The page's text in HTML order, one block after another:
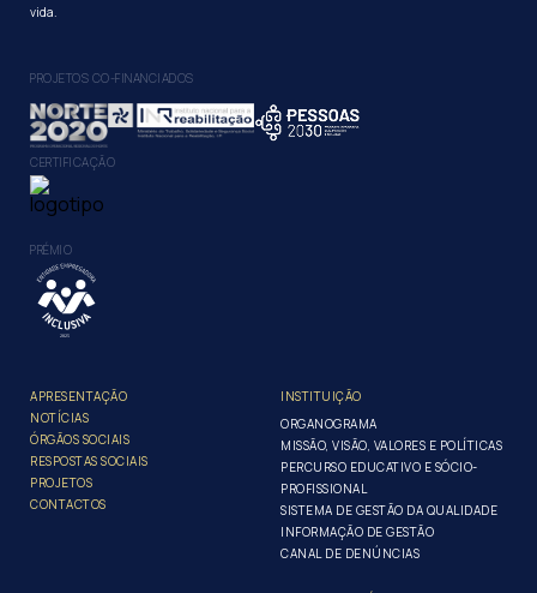
vida.
PROJETOS CO-FINANCIADOS
CERTIFICAÇÃO
PRÉMIO
APRESENTAÇÃO
NOTÍCIAS
ÓRGÃOS SOCIAIS
RESPOSTAS SOCIAIS
PROJETOS
CONTACTOS
INSTITUIÇÃO
ORGANOGRAMA
MISSÃO, VISÃO, VALORES E POLÍTICAS
PERCURSO EDUCATIVO E SÓCIO-
PROFISSIONAL
SISTEMA DE GESTÃO DA QUALIDADE
INFORMAÇÃO DE GESTÃO
CANAL DE DENÚNCIAS